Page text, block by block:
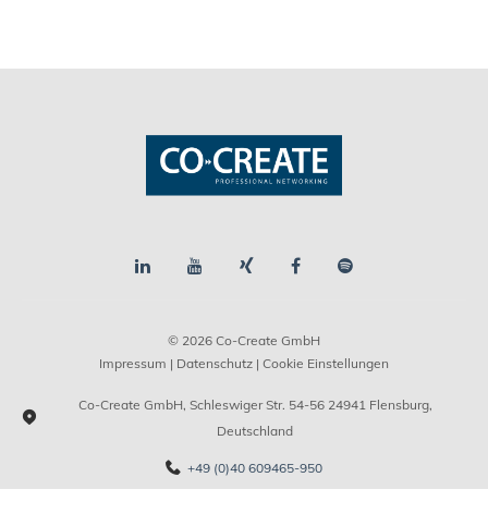
© 2026 Co-Create GmbH
Impressum | Datenschutz | Cookie Einstellungen
Co-Create GmbH, Schleswiger Str. 54-56 24941 Flensburg,
Deutschland
+49 (0)40 609465-950